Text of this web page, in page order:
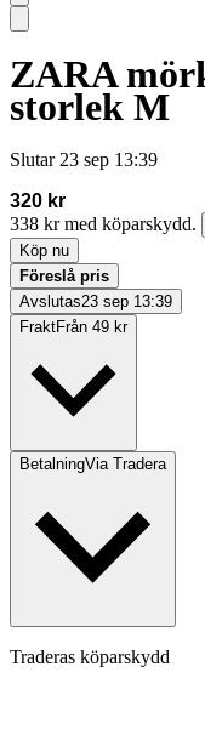
ZARA
storlek M
Slutar 23 sep 13:39
320 kr
338 kr med köparskydd.
Köp nu
Föreslå pris
Avslutas23 sep 13:39
FraktFrån 49 kr
BetalningVia Tradera
Traderas köparskydd